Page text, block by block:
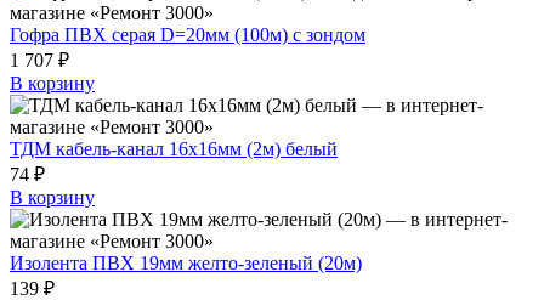
Гофра ПВХ серая D=20мм (100м) с зондом
1 707 ₽
В корзину
ТДМ кабель-канал 16х16мм (2м) белый
74 ₽
В корзину
Изолента ПВХ 19мм желто-зеленый (20м)
139 ₽